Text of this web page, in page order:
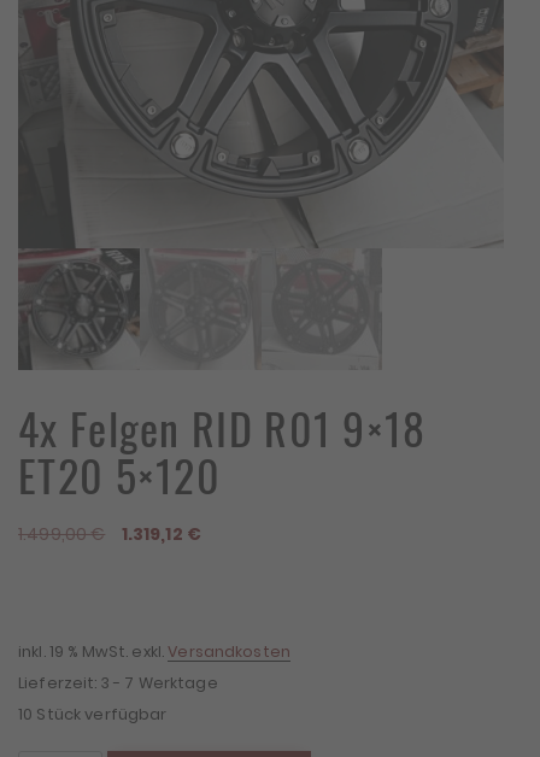
4x Felgen RID R01 9×18
ET20 5×120
1.499,00€
Ursprünglicher
1.319,12 €Aktueller
inkl. 19 % MwSt. exkl.Versandkosten
Lieferzeit: 3 - 7 Werktage
10 Stück verfügbar